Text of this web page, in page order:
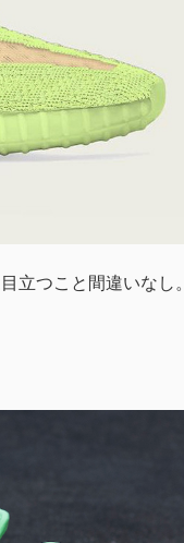
立つこと間違いなし。